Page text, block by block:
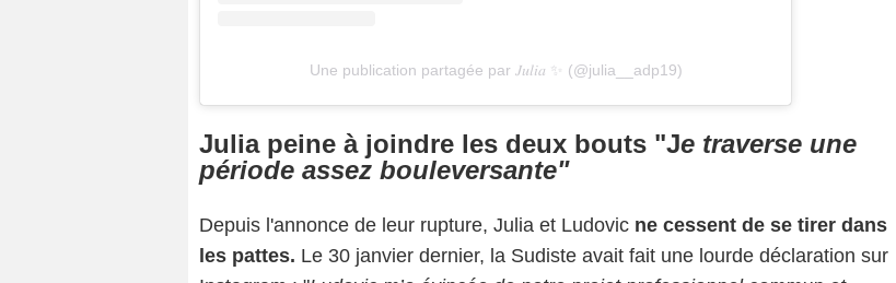
Une publication partagée par 𝐽𝑢𝑙𝑖𝑎 ✨ (@julia__adp19)
Julia peine à joindre les deux bouts "Je traverse une
période assez bouleversante"
Depuis l'annonce de leur rupture, Julia et Ludovic ne cessent de se tirer dans
les pattes. Le 30 janvier dernier, la Sudiste avait fait une lourde déclaration sur